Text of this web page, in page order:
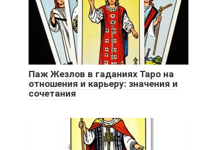
Паж Жезлов в гаданиях Таро на
отношения и карьеру: значения и
сочетания